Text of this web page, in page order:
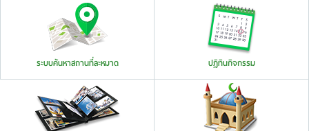
ระบบค้นหาสถานที่ละหมาด ปฏิทินกิจกรรม